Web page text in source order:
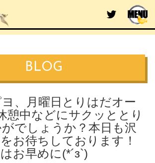
BLOG
、月曜日とりはだオー
憩中などにサクッととり
でしょうか？本日も沢
お待ちしております！
お早めに(*´з`)